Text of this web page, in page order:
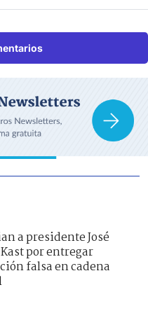
a presidente José
por entregar
falsa en cadena